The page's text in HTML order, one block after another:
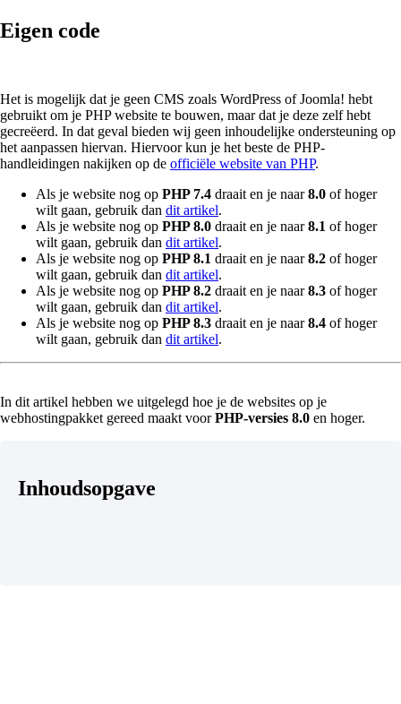
Eigen code
Het is mogelijk dat je geen CMS zoals WordPress of Joomla! hebt
gebruikt om je PHP website te bouwen, maar dat je deze zelf hebt
gecreëerd. In dat geval bieden wij geen inhoudelijke ondersteuning op
het aanpassen hiervan. Hiervoor kun je het beste de PHP-
handleidingen nakijken op de officiële website van PHP.
Als je website nog op PHP 7.4 draait en je naar8.0 of hoger
wilt gaan, gebruik dan dit artikel.
Als je website nog op PHP 8.0 draait en je naar8.1 of hoger
wilt gaan, gebruik dan dit artikel.
Als je website nog op PHP 8.1 draait en je naar8.2 of hoger
wilt gaan, gebruik dan dit artikel.
Als je website nog op PHP 8.2 draait en je naar8.3 of hoger
wilt gaan, gebruik dan dit artikel.
Als je website nog op PHP 8.3 draait en je naar8.4 of hoger
wilt gaan, gebruik dan dit artikel.
In dit artikel hebben we uitgelegd hoe je de websites op je
webhostingpakket gereed maakt voorPHP-versies 8.0 en hoger.
Inhoudsopgave